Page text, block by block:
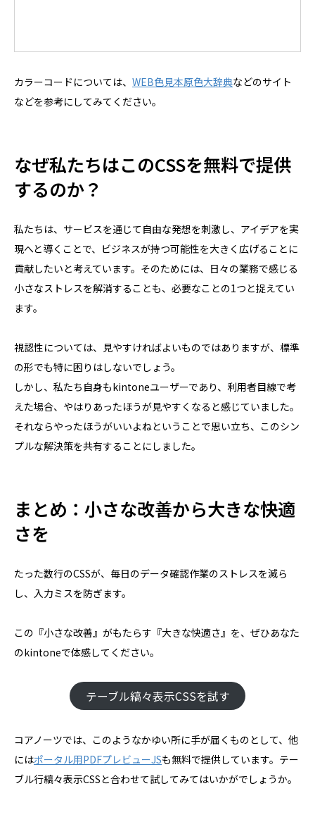
カラーコードについては、 WEB色見本原色大辞典などのサイト
などを参考にしてみてください。
なぜ私たちはこのCSSを無料で提供
するのか？
私たちは、サービスを通じて自由な発想を刺激し、アイデアを実
現へと導くことで、ビジネスが持つ可能性を大きく広げることに
貢献したいと考えています。そのためには、日々の業務で感じる
小さなストレスを解消することも、必要なことの1つと捉えてい
ます。
視認性については、見やすければよいものではありますが、標準
の形でも特に困りはしないでしょう。
しかし、私たち自身もkintoneユーザーであり、利用者目線で考
えた場合、やはりあったほうが見やすくなると感じていました。
それならやったほうがいいよねということで思い立ち、このシン
プルな解決策を共有することにしました。
まとめ：小さな改善から大きな快適
さを
たった数行のCSSが、毎日のデータ確認作業のストレスを減ら
し、入力ミスを防ぎます。
この『小さな改善』がもたらす『大きな快適さ』を、ぜひあなた
のkintoneで体感してください。
テーブル縞々表示CSSを試す
コアノーツでは、このようなかゆい所に手が届くものとして、他
にはポータル用PDFプレビューJSも無料で提供しています。テー
ブル行縞々表示CSSと合わせて試してみてはいかがでしょうか。